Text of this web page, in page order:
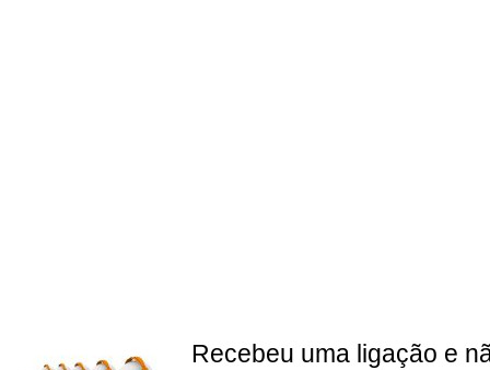
Recebeu uma ligação e